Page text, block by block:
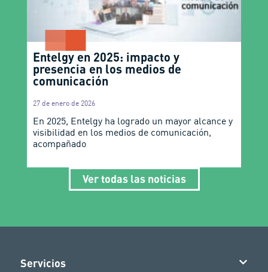
Entelgy en 2025: impacto y
presencia en los medios de
comunicación
27 de enero de 2026
En 2025, Entelgy ha logrado un mayor alcance y
visibilidad en los medios de comunicación,
acompañado
Ver todas las noticias
Servicios